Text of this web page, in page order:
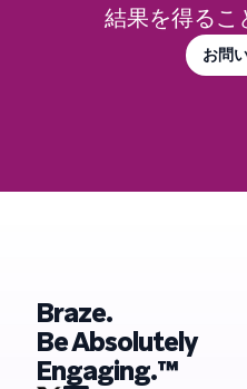
結果を得るこ
お問
Braze.
Be Absolutely
Engaging.™